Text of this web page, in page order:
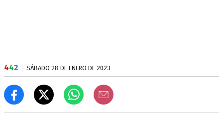
442 SÁBADO 28 DE ENERO DE 2023